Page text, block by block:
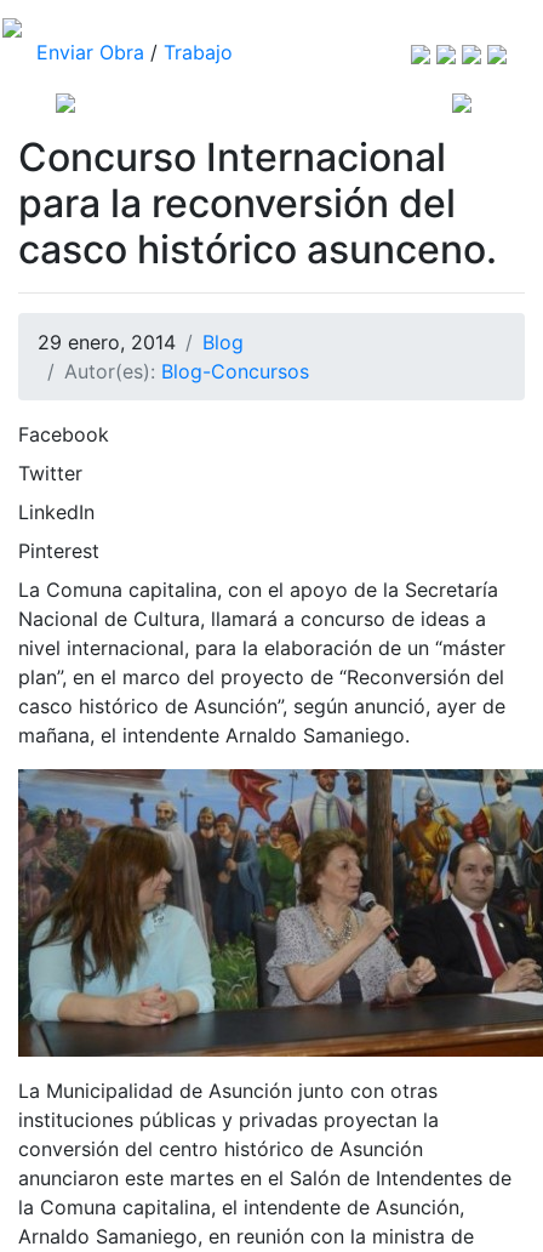
Enviar Obra / Trabajo
Concurso Internacional
para la reconversión del
casco histórico asunceno.
29 enero, 2014
Blog
Autor(es): Blog-Concursos
Facebook
Twitter
LinkedIn
Pinterest
La Comuna capitalina, con el apoyo de la Secretaría
Nacional de Cultura, llamará a concurso de ideas a
nivel internacional, para la elaboración de un “máster
plan”, en el marco del proyecto de “Reconversión del
casco histórico de Asunción”, según anunció, ayer de
mañana, el intendente Arnaldo Samaniego.
La Municipalidad de Asunción junto con otras
instituciones públicas y privadas proyectan la
conversión del centro histórico de Asunción
anunciaron este martes en el Salón de Intendentes de
la Comuna capitalina, el intendente de Asunción,
Arnaldo Samaniego, en reunión con la ministra de